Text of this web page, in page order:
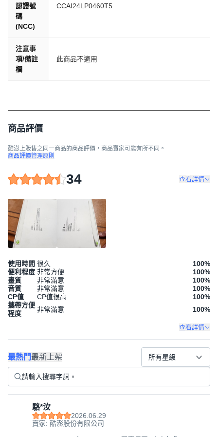
認證號
碼
(NCC)
CCAI24LP0460T5
注意事
項/備註
欄
此商品不適用
商品評價
酷澎上販售之同一商品的商品評價，商品賣家可能有所不同。
商品評價管理原則
34 查看詳情
使用時間 很久 100%
便利程度 非常方便 100%
畫質
非常滿意 100%
音質
非常滿意 100%
CP值
CP值很高 100%
攜帶方便
程度
非常滿意 100%
查看詳情
最熱門最新上架 所有星級
駱*汝
2026.06.29
賣家: 酷澎股份有限公司